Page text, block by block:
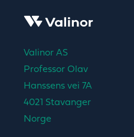
Valinor AS
Professor Olav
Hanssens vei 7A
4021 Stavanger
Norge